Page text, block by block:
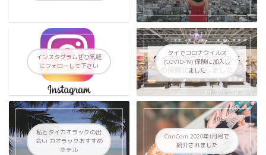
インスタグラムぜひ気軽
にフォローして下さい
タイでコロナウイルス
(COVID-19) 保険に加入し
ました
私とタイカオラックの出
会い カオラックおすすめ
ホテル
CanCam 2020年1月号で
紹介されました